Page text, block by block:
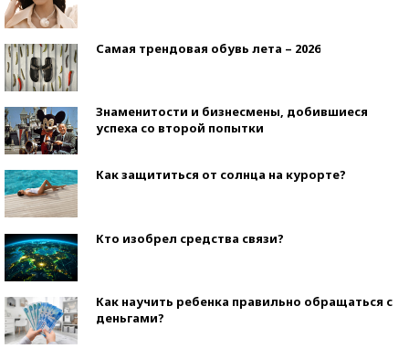
Самая трендовая обувь лета – 2026
Знаменитости и бизнесмены, добившиеся
успеха со второй попытки
Как защититься от солнца на курорте?
Кто изобрел средства связи?
Как научить ребенка правильно обращаться с
деньгами?